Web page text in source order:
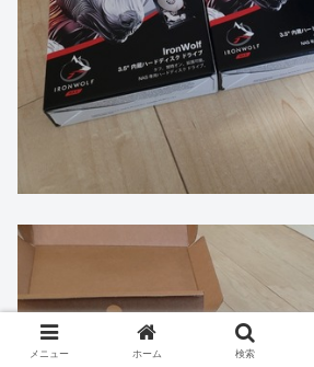
メニュー ホーム 検索